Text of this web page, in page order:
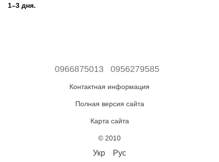
1–3 дня.
0966875013 0956279585
Контактная информация
Полная версия сайта
Карта сайта
© 2010
Укр Рус